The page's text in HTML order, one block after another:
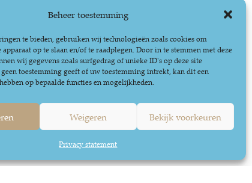
Beheer toestemming
te bieden, gebruiken wij technologieën zoals cookies om
op te slaan en/of te raadplegen. Door in te stemmen met deze
wij gegevens zoals surfgedrag of unieke ID's op deze site
toestemming geeft of uw toestemming intrekt, kan dit een
op bepaalde functies en mogelijkheden.
Weigeren Bekijk voorkeuren
Privacy statement
van persoonlijk, niet